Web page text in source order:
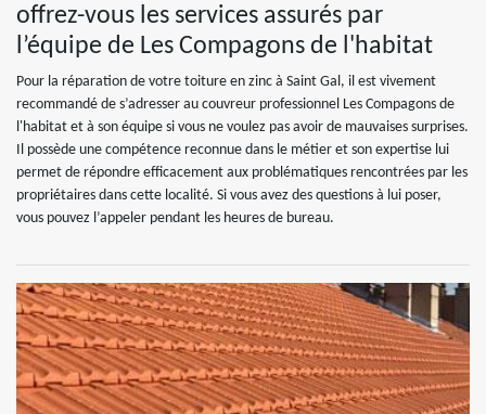
offrez-vous les services assurés par
l’équipe de Les Compagons de l'habitat
Pour la réparation de votre toiture en zinc à Saint Gal, il est vivement
recommandé de s’adresser au couvreur professionnel Les Compagons de
l'habitat et à son équipe si vous ne voulez pas avoir de mauvaises surprises.
Il possède une compétence reconnue dans le métier et son expertise lui
permet de répondre efficacement aux problématiques rencontrées par les
propriétaires dans cette localité. Si vous avez des questions à lui poser,
vous pouvez l’appeler pendant les heures de bureau.